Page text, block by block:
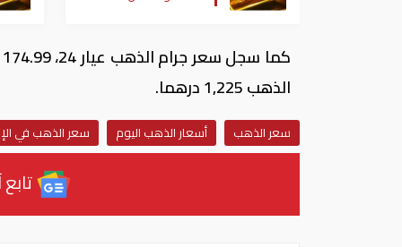
الذهب 1,225 درهما.
سعر الذهب أسعار الذهب اليوم سعر الذهب في